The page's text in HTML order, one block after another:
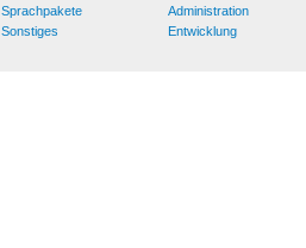
Sprachpakete
Sonstiges
Administration
Entwicklung